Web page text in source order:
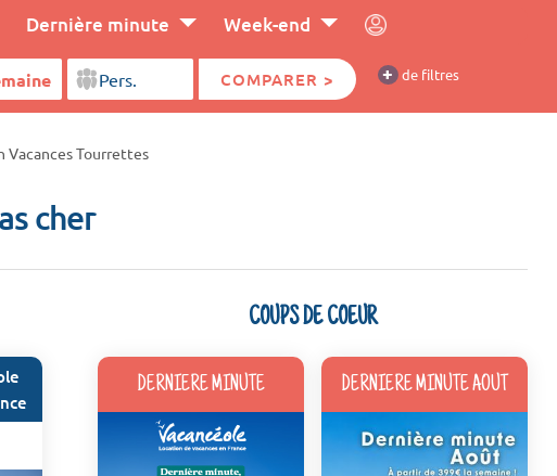
Dernière minute Week-end
COMPARER > + de filtres
Vacances Tourrettes
cher
COUPS DE COEUR
DERNIERE MINUTE DERNIERE MINUTE AOUT